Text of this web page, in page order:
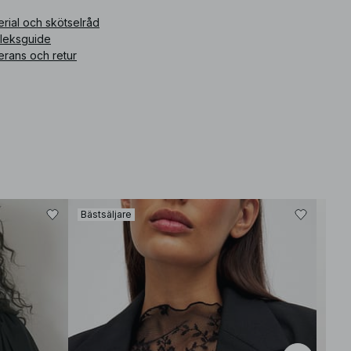
och skötselråd
och retur
Bästsäljare